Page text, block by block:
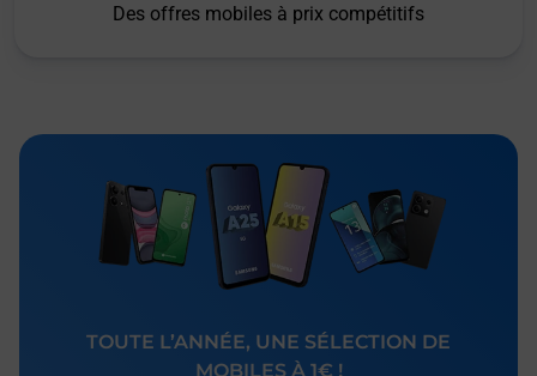
Des offres mobiles à prix compétitifs
TOUTE L’ANNÉE, UNE SÉLECTION DE
MOBILES À 1€ !